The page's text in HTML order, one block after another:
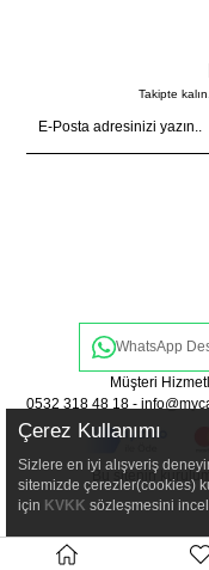
Takipte
WhatsApp
Müşteri
0532 318 48 18 -
Bu sitenin
Çerez Kullanımı
Sizlere en iyi alışveriş
sitemizde çerezler(cookies)
için KVKK sözleşmesini